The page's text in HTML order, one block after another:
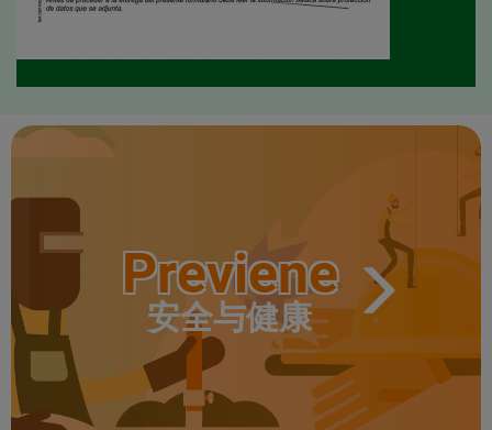
Previene
安全与健康